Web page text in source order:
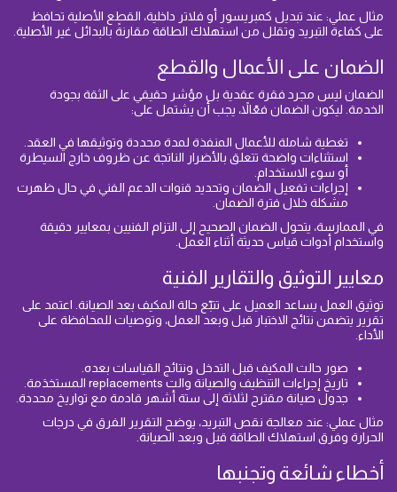
مثال عملي: عند تبديل كمبريسور أو فلاتر داخلية، القطع الأصلية تحافظ
على كفاءة التبريد وتقلل من استهلاك الطاقة مقارنةً بالبدائل غير الأصلية.
الضمان على الأعمال والقطع
الضمان ليس مجرد فقرة عقدية بل مؤشر حقيقي على الثقة بجودة
الخدمة. ليكون الضمان فعّالاً، يجب أن يشتمل على:
تغطية شاملة للأعمال المنفذة لمدة محددة وتوثيقها في العقد.
استثناءات واضحة تتعلق بالأضرار الناتجة عن ظروف خارج السيطرة
أو سوء الاستخدام.
إجراءات تفعيل الضمان وتحديد قنوات الدعم الفني في حال ظهرت
مشكلة خلال فترة الضمان.
في الممارسة، يتحول الضمان الصحيح إلى التزام الفنيين بمعايير دقيقة
واستخدام أدوات قياس حديثة أثناء العمل.
معايير التوثيق والتقارير الفنية
توثيق العمل يساعد العميل على تتبّع حالة المكيف بعد الصيانة. اعتمد على
تقرير يتضمن نتائج الاختبار قبل وبعد العمل، وتوصيات للمحافظة على
الأداء.
صور حالت المكيف قبل التدخل ونتائج القياسات بعده.
تاريخ إجراءات التنظيف والصيانة والت replacements المستخدَمة.
جدول صيانة مقترح لثلاثة إلى ستة أشهر قادمة مع تواريخ محددة.
مثال عملي: عند معالجة نقص التبريد، يوضح التقرير الفرق في درجات
الحرارة وفرق استهلاك الطاقة قبل وبعد الصيانة.
أخطاء شائعة وتجنبها